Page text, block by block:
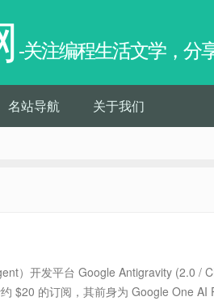
-关注编程生活文学，分
名站导航 关于我们
）开发平台 Google Antigravity (2.0 /
$20 的订阅，其前身为 Google One AI